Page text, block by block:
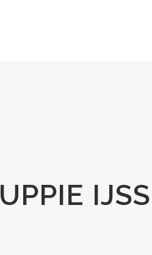
UPPIE